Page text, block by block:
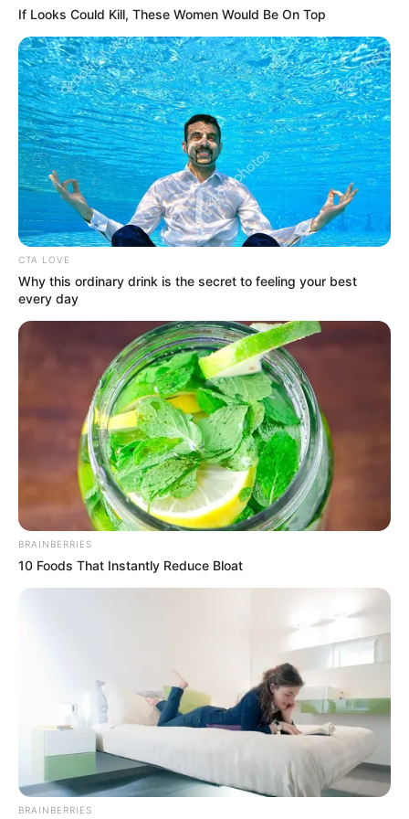
ALERTA BOGOTÁ EN GOOGLE NEWS
TEMAS RELACIONADOS
LOCALIDAD DE SUBA
BOMBEROS
INCENDIO EN BOGOTÁ
MANTÉNGASE EN ALERTA
interesan. Para estar bien informado, por
favor, active las notificaciones de Alerta.
ACTIVAR AHORA
TEMAS DESTACADOS
RECIBO DEL AGUA
CUNDINAMARCA
DESAPARECIDOS
CORTES DE LUZ
LOCALIDAD DE ENGATIVÁ
REGIOTRAM DE OCCIDENTE
If Looks Could Kill, These Women Would Be On Top
CTA LOVE
Why this ordinary drink is the secret to feeling your best
every day
BRAINBERRIES
10 Foods That Instantly Reduce Bloat
BRAINBERRIES